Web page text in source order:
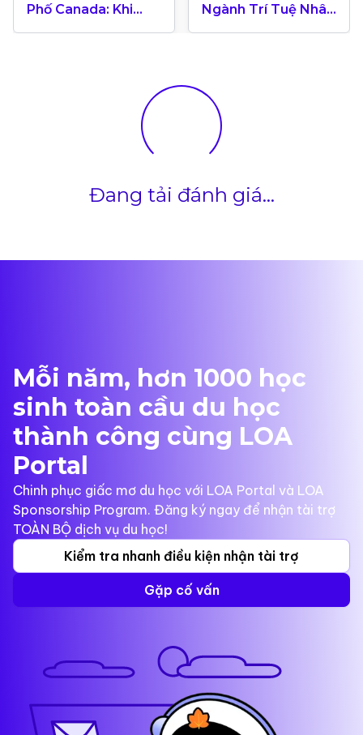
Phố Canada: Khi
Thành Phố Tự Kể
Ngành Trí Tuệ Nhân
Tạo Mang Xu
Đang tải đánh giá...
Mỗi năm, hơn 1000 học
sinh toàn cầu du học
thành công cùng LOA
Portal
Chinh phục giấc mơ du học với LOA Portal và LOA
Sponsorship Program. Đăng ký ngay để nhận tài trợ
TOÀN BỘ dịch vụ du học!
Kiểm tra nhanh điều kiện nhận tài trợ
Gặp cố vấn